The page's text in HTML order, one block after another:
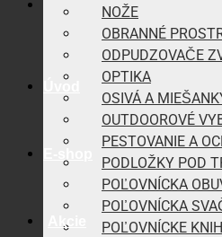
Akcie
NOŽE
OBRANNÉ
ODPUDZOVAČE
OPTIKA
OSIVÁ A
OUTDOOROVÉ
PESTOVANIE A
PODLOŽKY POD
POĽOVNÍCKA
POĽOVNÍCKA
POĽOVNÍCKE